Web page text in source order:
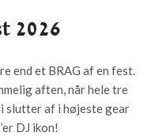
2026
end et BRAG af en fest.
aften, når hele tre
slutter af i højeste gear
DJ ikon!